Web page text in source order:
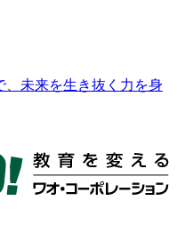
、未来を生き抜く力を身